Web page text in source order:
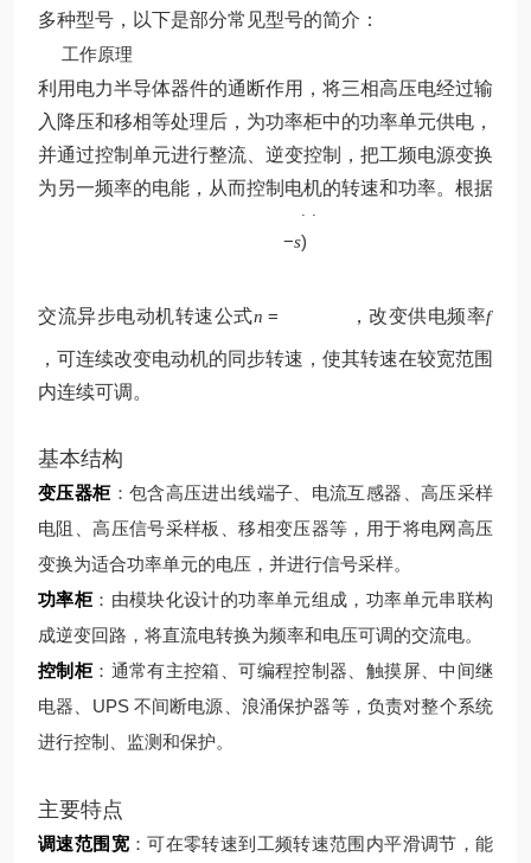
多种型号，以下是部分常见型号的简介：
工作原理
利用电力半导体器件的通断作用，将三相高压电经过输
入降压和移相等处理后，为功率柜中的功率单元供电，
并通过控制单元进行整流、逆变控制，把工频电源变换
为另一频率的电能，从而控制电机的转速和功率。根据
交流异步电动机转速公式n =
p
−s)
，改变供电频率f
，可连续改变电动机的同步转速，使其转速在较宽范围
内连续可调。
基本结构
变压器柜：包含高压进出线端子、电流互感器、高压采样
电阻、高压信号采样板、移相变压器等，用于将电网高压
变换为适合功率单元的电压，并进行信号采样。
功率柜：由模块化设计的功率单元组成，功率单元串联构
成逆变回路，将直流电转换为频率和电压可调的交流电。
控制柜：通常有主控箱、可编程控制器、触摸屏、中间继
电器、UPS 不间断电源、浪涌保护器等，负责对整个系统
进行控制、监测和保护。
主要特点
调速范围宽：可在零转速到工频转速范围内平滑调节，能